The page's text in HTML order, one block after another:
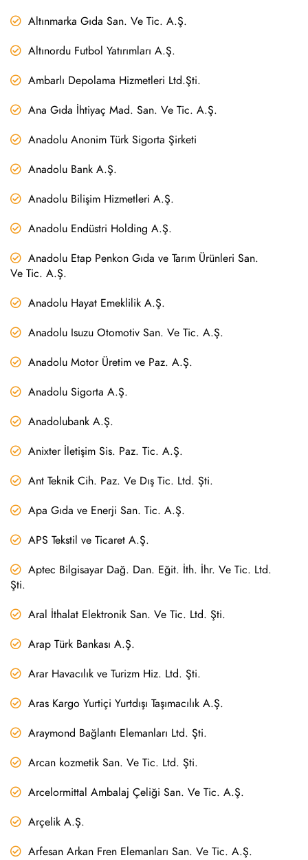
Altınmarka Gıda San. Ve Tic. A.Ş.
Altınordu Futbol Yatırımları A.Ş.
Ambarlı Depolama Hizmetleri Ltd.Şti.
Ana Gıda İhtiyaç Mad. San. Ve Tic. A.Ş.
Anadolu Anonim Türk Sigorta Şirketi
Anadolu Bank A.Ş.
Anadolu Bilişim Hizmetleri A.Ş.
Anadolu Endüstri Holding A.Ş.
Anadolu Etap Penkon Gıda ve Tarım Ürünleri San.
Ve Tic. A.Ş.
Anadolu Hayat Emeklilik A.Ş.
Anadolu Isuzu Otomotiv San. Ve Tic. A.Ş.
Anadolu Motor Üretim ve Paz. A.Ş.
Anadolu Sigorta A.Ş.
Anadolubank A.Ş.
Anixter İletişim Sis. Paz. Tic. A.Ş.
Ant Teknik Cih. Paz. Ve Dış Tic. Ltd. Şti.
Apa Gıda ve Enerji San. Tic. A.Ş.
APS Tekstil ve Ticaret A.Ş.
Aptec Bilgisayar Dağ. Dan. Eğit. İth. İhr. Ve Tic. Ltd.
Şti.
Aral İthalat Elektronik San. Ve Tic. Ltd. Şti.
Arap Türk Bankası A.Ş.
Arar Havacılık ve Turizm Hiz. Ltd. Şti.
Aras Kargo Yurtiçi Yurtdışı Taşımacılık A.Ş.
Araymond Bağlantı Elemanları Ltd. Şti.
Arcan kozmetik San. Ve Tic. Ltd. Şti.
Arcelormittal Ambalaj Çeliği San. Ve Tic. A.Ş.
Arçelik A.Ş.
Arfesan Arkan Fren Elemanları San. Ve Tic. A.Ş.